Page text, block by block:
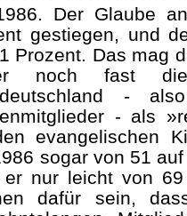
Der Glaube
gestiegen, und
Prozent. Das mag
noch fast
-
- als
evan­gelischen
sogar von 51
er nur leicht von
dafür sein,